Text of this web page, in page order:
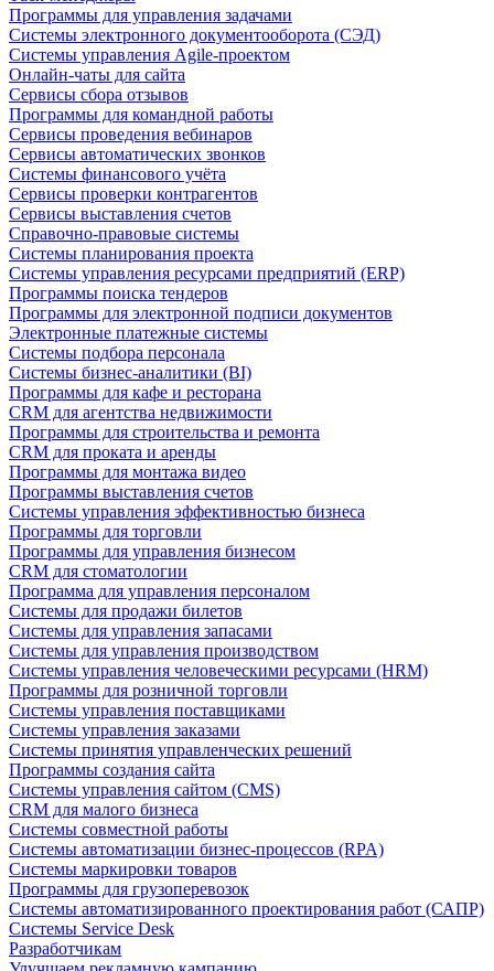
Программы для управления задачами
Системы электронного документооборота (СЭД)
Системы управления Agile-проектом
Онлайн-чаты для сайта
Сервисы сбора отзывов
Программы для командной работы
Сервисы проведения вебинаров
Сервисы автоматических звонков
Системы финансового учёта
Сервисы проверки контрагентов
Сервисы выставления счетов
Справочно-правовые системы
Системы планирования проекта
Системы управления ресурсами предприятий (ERP)
Программы поиска тендеров
Программы для электронной подписи документов
Электронные платежные системы
Системы подбора персонала
Системы бизнес-аналитики (BI)
Программы для кафе и ресторана
CRM для агентства недвижимости
Программы для строительства и ремонта
CRM для проката и аренды
Программы для монтажа видео
Программы выставления счетов
Системы управления эффективностью бизнеса
Программы для торговли
Программы для управления бизнесом
CRM для стоматологии
Программа для управления персоналом
Системы для продажи билетов
Системы для управления запасами
Системы для управления производством
Системы управления человеческими ресурсами (HRM)
Программы для розничной торговли
Системы управления поставщиками
Системы управления заказами
Системы принятия управленческих решений
Программы создания сайта
Системы управления сайтом (CMS)
CRM для малого бизнеса
Системы совместной работы
Системы автоматизации бизнес-процессов (RPA)
Системы маркировки товаров
Программы для грузоперевозок
Системы автоматизированного проектирования работ (САПР)
Системы Service Desk
Разработчикам